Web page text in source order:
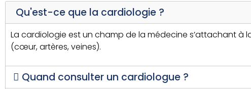
Qu'est-ce que la cardiologie ?
La cardiologie est un champ de la médecine s’attachant
(cœur, artères, veines).
Quand consulter un cardiologue ?